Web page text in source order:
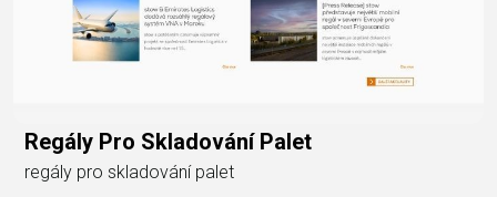
Regály Pro Skladování Palet
regály pro skladování palet